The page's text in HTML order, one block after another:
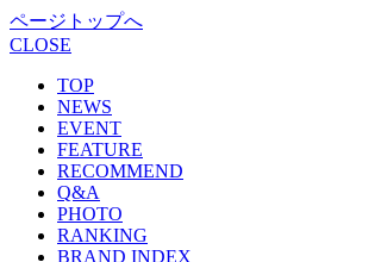
ページトップへ
CLOSE
TOP
NEWS
EVENT
FEATURE
RECOMMEND
Q&A
PHOTO
RANKING
BRAND INDEX